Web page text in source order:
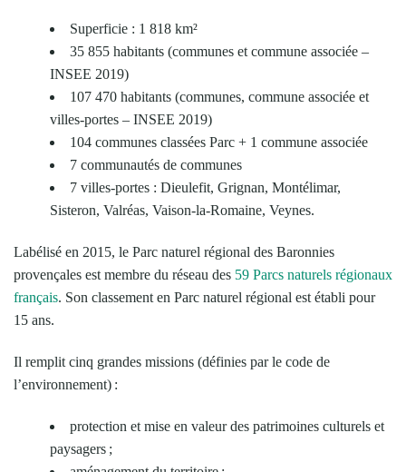
Superficie : 1 818 km²
35 855 habitants (communes et commune associée –
INSEE 2019)
107 470 habitants (communes, commune associée et
villes-portes – INSEE 2019)
104 communes classées Parc + 1 commune associée
7 communautés de communes
7 villes-portes : Dieulefit, Grignan, Montélimar,
Sisteron, Valréas, Vaison-la-Romaine, Veynes.
Labélisé en 2015, le Parc naturel régional des Baronnies
provençales est membre du réseau des 59 Parcs naturels régionaux
français. Son classement en Parc naturel régional est établi pour
15 ans.
Il remplit cinq grandes missions (définies par le code de
l’environnement) :
protection et mise en valeur des patrimoines culturels et
paysagers ;